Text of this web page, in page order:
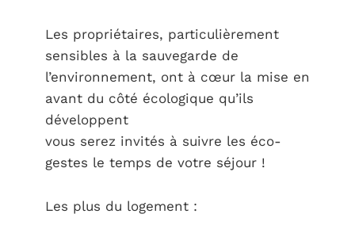
Les propriétaires, particulièrement
sensibles à la sauvegarde de
l’environnement, ont à cœur la mise en
avant du côté écologique qu’ils
développent
vous serez invités à suivre les éco-
gestes le temps de votre séjour !
Les plus du logement :